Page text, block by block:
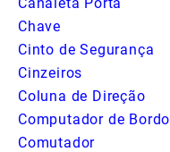
Chave
Cinto de Segurança
Cinzeiros
Coluna de Direção
Computador de Bordo
Comutador